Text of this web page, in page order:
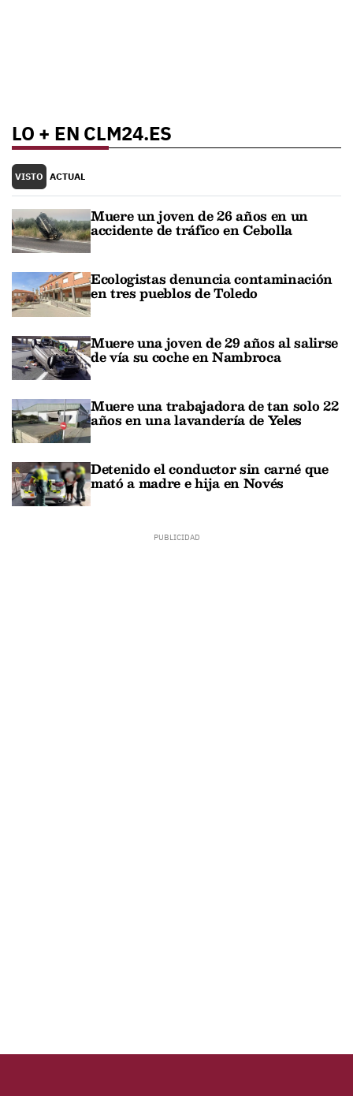
LO + EN CLM24.ES
VISTO ACTUAL
Muere un joven de 26 años en un
accidente de tráfico en Cebolla
Ecologistas denuncia contaminación
en tres pueblos de Toledo
Muere una joven de 29 años al salirse
de vía su coche en Nambroca
Muere una trabajadora de tan solo 22
años en una lavandería de Yeles
Detenido el conductor sin carné que
mató a madre e hija en Novés